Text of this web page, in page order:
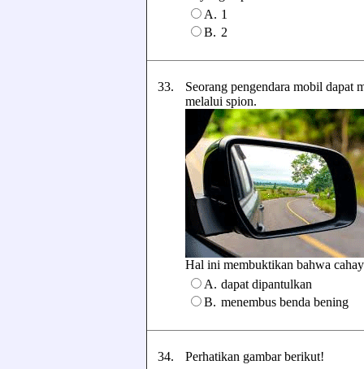
A. 1
B. 2
33.
Seorang pengendara mobil dapat
melalui spion.
Hal ini membuktikan bahwa
A. dapat dipantulkan
B. menembus benda bening
34. Perhatikan gambar berikut!